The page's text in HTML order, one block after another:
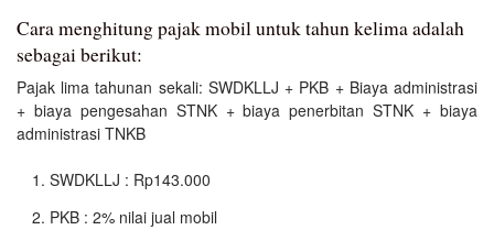
Cara menghitung pajak mobil untuk tahun kelima adalah
sebagai berikut:
Pajak lima tahunan sekali: SWDKLLJ + PKB + Biaya administrasi
+ biaya pengesahan STNK + biaya penerbitan STNK + biaya
administrasi TNKB
SWDKLLJ : Rp143.000
PKB : 2% nilai jual mobil